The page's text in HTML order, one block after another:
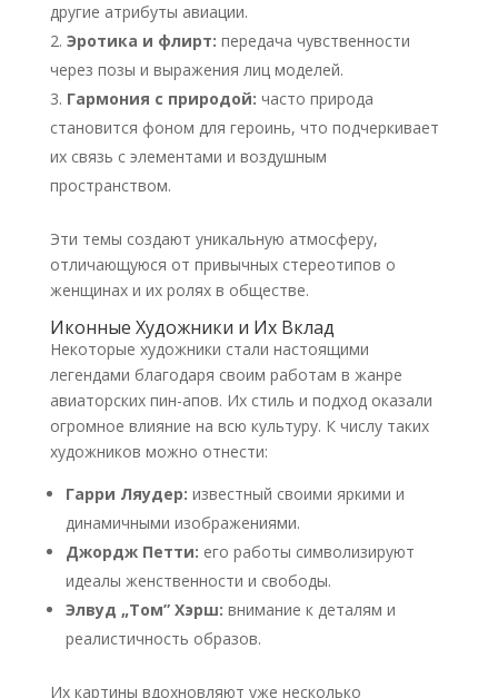
другие атрибуты авиации.
Эротика и флирт: передача чувственности
через позы и выражения лиц моделей.
Гармония с природой: часто природа
становится фоном для героинь, что подчеркивает
их связь с элементами и воздушным
пространством.
Эти темы создают уникальную атмосферу,
отличающуюся от привычных стереотипов о
женщинах и их ролях в обществе.
Иконные Художники и Их Вклад
Некоторые художники стали настоящими
легендами благодаря своим работам в жанре
авиаторских пин-апов. Их стиль и подход оказали
огромное влияние на всю культуру. К числу таких
художников можно отнести:
Гарри Ляудер: известный своими яркими и
динамичными изображениями.
Джордж Петти: его работы символизируют
идеалы женственности и свободы.
Элвуд „Том” Хэрш: внимание к деталям и
реалистичность образов.
Их картины вдохновляют уже несколько